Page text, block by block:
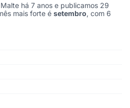
há 7 anos e publicamos 29
mais forte é setembro, com 6
por mês, somando os